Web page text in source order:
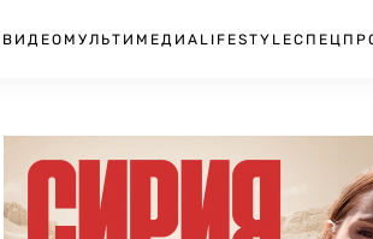
ВИДЕО МУЛЬТИМЕДИА LIFESTYLE